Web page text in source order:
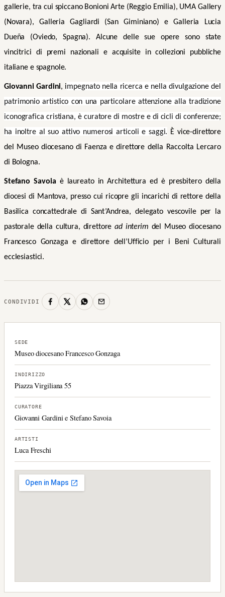
gallerie, tra cui spiccano Bonioni Arte (Reggio Emilia), UMA Gallery
(Novara), Galleria Gagliardi (San Giminiano) e Galleria Lucia
Dueña (Oviedo, Spagna). Alcune delle sue opere sono state
vincitrici di premi nazionali e acquisite in collezioni pubbliche
italiane e spagnole.
Giovanni Gardini, impegnato nella ricerca e nella divulgazione del
patrimonio artistico con una particolare attenzione alla tradizione
iconografica cristiana, è curatore di mostre e di cicli di conferenze;
ha inoltre al suo attivo numerosi articoli e saggi. È vice-direttore
del Museo diocesano di Faenza e direttore della Raccolta Lercaro
di Bologna.
Stefano Savoia è laureato in Architettura ed è presbitero della
diocesi di Mantova, presso cui ricopre gli incarichi di rettore della
Basilica concattedrale di Sant’Andrea, delegato vescovile per la
pastorale della cultura, direttoread interim del Museo diocesano
Francesco Gonzaga e direttore dell’Ufficio per i Beni Culturali
ecclesiastici.
CONDIVIDI
SEDE
Museo diocesano Francesco Gonzaga
INDIRIZZO
Piazza Virgiliana 55
CURATORE
Giovanni Gardini e Stefano Savoia
ARTISTI
Luca Freschi